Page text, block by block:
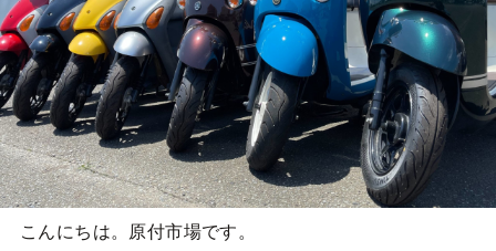
こんにちは。原付市場です。